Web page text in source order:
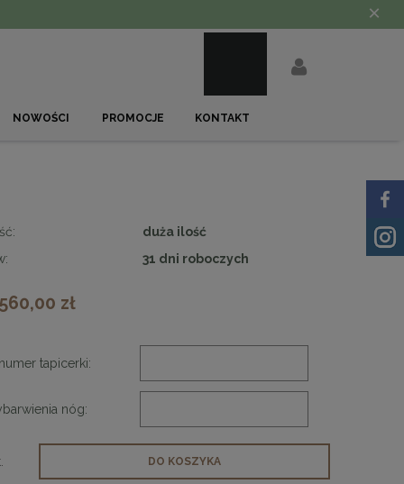
×
NOWOŚCI PROMOCJE KONTAKT
duża ilość
31 dni roboczych
zł
tapicerki:
nóg:
DO KOSZYKA